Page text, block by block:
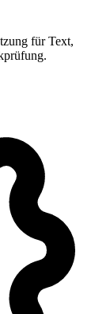
für Text,